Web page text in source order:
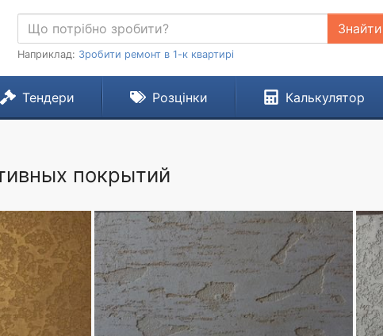
Наприклад: Зробити ремонт в 1-к квартирі
Тендери Розцінки Калькулятор
покрытий